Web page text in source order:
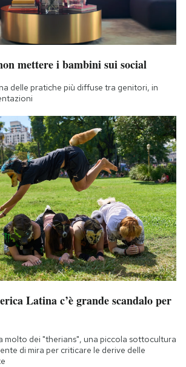
mettere i bambini sui social
delle pratiche più diffuse tra genitori, in
Latina c’è grande scandalo per
molto dei "therians", una piccola sottocultura
di mira per criticare le derive delle